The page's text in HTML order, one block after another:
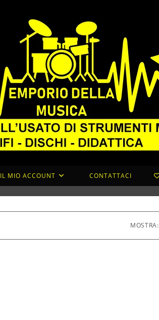
IL MIO ACCOUNT CONTATTACI
MOSTRA: